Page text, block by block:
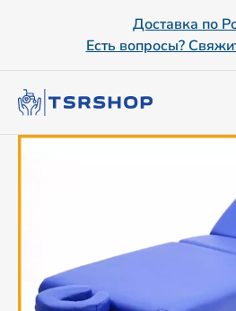
Доставка по
Есть вопросы?